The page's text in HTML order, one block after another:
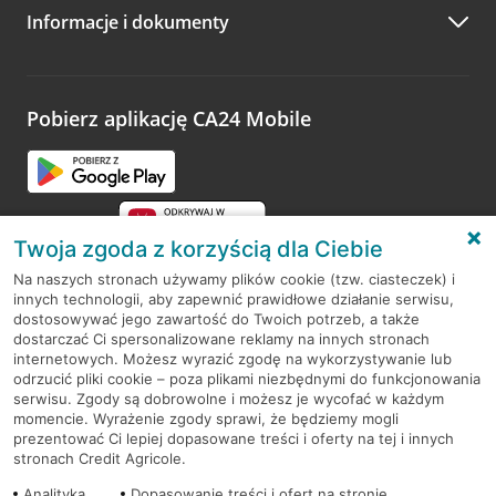
Zachęcamy do podzielenia się z nami opinią o wizycie.
opinie.
Informacje i dokumenty
Pobierz aplikację CA24 Mobile
RODO
Regulamin serwisu
Mapa serwisu
PolitykaCookies
Twoja zgoda z korzyścią dla Ciebie
Na naszych stronach używamy plików cookie (tzw. ciasteczek) i
innych technologii, aby zapewnić prawidłowe działanie serwisu,
dostosowywać jego zawartość do Twoich potrzeb, a także
dostarczać Ci spersonalizowane reklamy na innych stronach
internetowych. Możesz wyrazić zgodę na wykorzystywanie lub
odrzucić pliki cookie – poza plikami niezbędnymi do funkcjonowania
serwisu. Zgody są dobrowolne i możesz je wycofać w każdym
momencie. Wyrażenie zgody sprawi, że będziemy mogli
prezentować Ci lepiej dopasowane treści i oferty na tej i innych
stronach Credit Agricole.